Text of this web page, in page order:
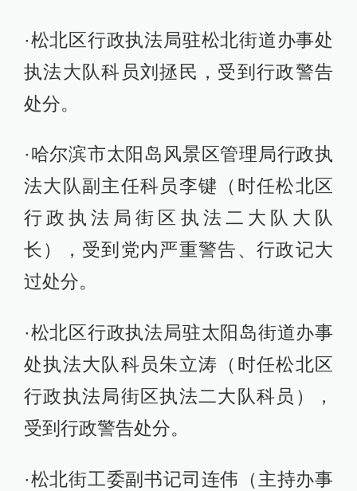
·松北区行政执法局驻松北街道办事处
执法大队科员刘拯民，受到行政警告
处分。
·哈尔滨市太阳岛风景区管理局行政执
法大队副主任科员李键（时任松北区
行政执法局街区执法二大队大队
长），受到党内严重警告、行政记大
过处分。
·松北区行政执法局驻太阳岛街道办事
处执法大队科员朱立涛（时任松北区
行政执法局街区执法二大队科员），
受到行政警告处分。
·松北街工委副书记司连伟（主持办事